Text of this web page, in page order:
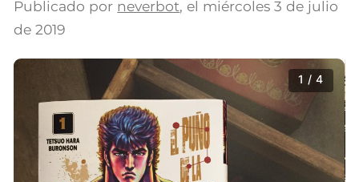
Publicado por neverbot, el miércoles 3 de julio
de 2019
1 / 4